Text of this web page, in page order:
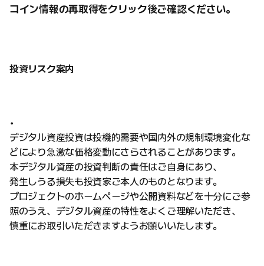
コイン情報の再取得をクリック後ご確認ください。
投資リスク案内
•
デジタル資産投資は投機的需要や国内外の規制環境変化な
どにより急激な価格変動にさらされることがあります。
本デジタル資産の投資判断の責任はご自身にあり、
発生しうる損失も投資家ご本人のものとなります。
プロジェクトのホームページや公開資料などを十分にご参
照のうえ、デジタル資産の特性をよくご理解いただき、
慎重にお取引いただきますようお願いいたします。